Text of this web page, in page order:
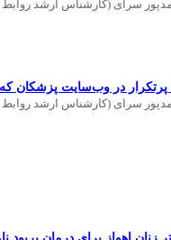
سرای (کارشناس ارشد
سرای (کارشناس ارشد